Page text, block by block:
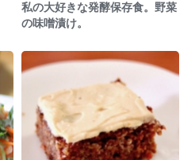
私の大好きな発酵保存食。野菜
の味噌漬け。